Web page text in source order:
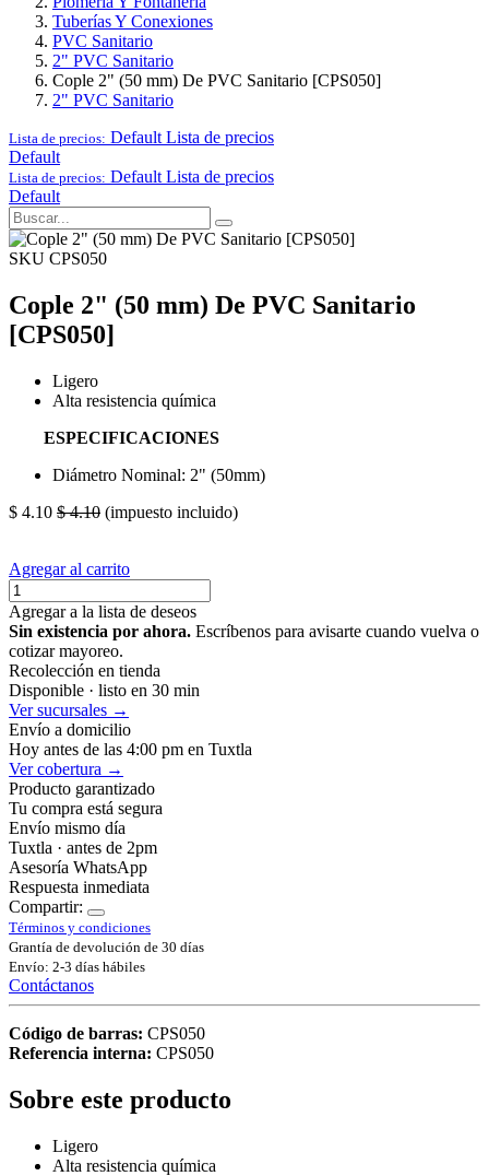
Tuberías Y Conexiones
PVC Sanitario
2" PVC Sanitario
Cople 2" (50 mm) De PVC Sanitario [CPS050]
2" PVC Sanitario
Lista de precios: Default Lista de precios
Default
Lista de precios: Default Lista de precios
Default
SKU CPS050
Cople 2" (50 mm) De PVC Sanitario
[CPS050]
Ligero
Alta resistencia química
ESPECIFICACIONES
Diámetro Nominal: 2" (50mm)
$ 4.10 $4.10 (impuesto incluido)
Agregar al carrito
Agregar a la lista de deseos
Sin existencia por ahora. Escríbenos para avisarte cuando vuelva o
cotizar mayoreo.
Recolección en tienda
Disponible · listo en 30 min
Ver sucursales →
Envío a domicilio
Hoy antes de las 4:00 pm en Tuxtla
Ver cobertura →
Producto garantizado
Tu compra está segura
Envío mismo día
Tuxtla · antes de 2pm
Asesoría WhatsApp
Respuesta inmediata
Compartir:
Términos y condiciones
Grantía de devolución de 30 días
Envío: 2-3 días hábiles
Contáctanos
Código de barras: CPS050
Referencia interna: CPS050
Sobre este producto
Ligero
Alta resistencia química